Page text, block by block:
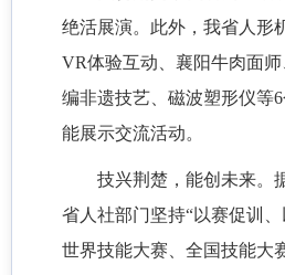
绝活展演。此外，我省人形
VR体验互动、襄阳牛肉面
编非遗技艺、磁波塑形仪等
能展示交流活动。
技兴荆楚，能创未来。
省人社部门坚持“以赛促训
世界技能大赛、全国技能大